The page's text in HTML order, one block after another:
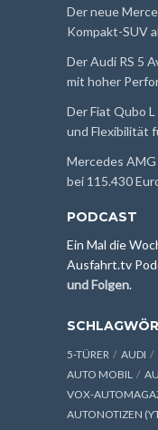
Der neue
Kompakt-SUV
Der Audi RS 5
mit hoher
Der Fiat Qubo
und Flexibilität
Mercedes
bei 115.430
PODCAST
Ein Mal die
Ausfahrt.tv
und Folgen.
5-TÜRER AUDI
AUTO MOBIL
VOX-
AUTONOTIZEN